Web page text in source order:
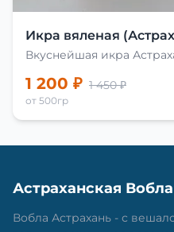
Икра вяленая
Вкуснейшая икра
1 200 ₽ 1 450 ₽
от 500гр
Астраханская Вобла
Вобла Астрахань - с